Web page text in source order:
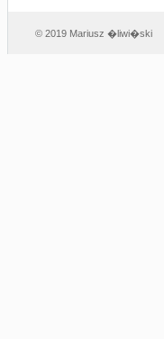
© 2019 Mariusz �liwi�ski